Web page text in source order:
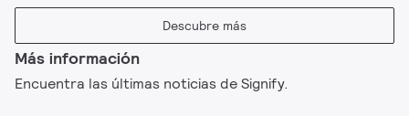
Descubre más
Más información
Encuentra las últimas noticias de Signify.